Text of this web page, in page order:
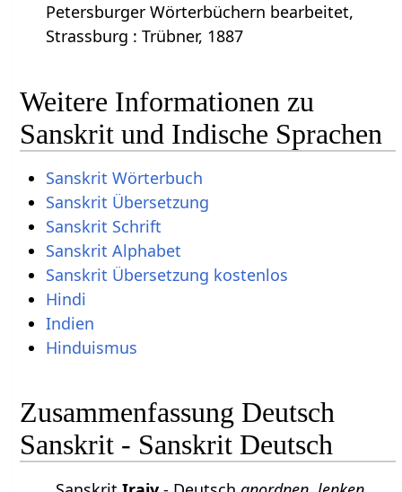
Petersburger Wörterbüchern bearbeitet,
Strassburg : Trübner, 1887
Weitere Informationen zu
Sanskrit und Indische Sprachen
Sanskrit Wörterbuch
Sanskrit Übersetzung
Sanskrit Schrift
Sanskrit Alphabet
Sanskrit Übersetzung kostenlos
Hindi
Indien
Hinduismus
Zusammenfassung Deutsch
Sanskrit - Sanskrit Deutsch